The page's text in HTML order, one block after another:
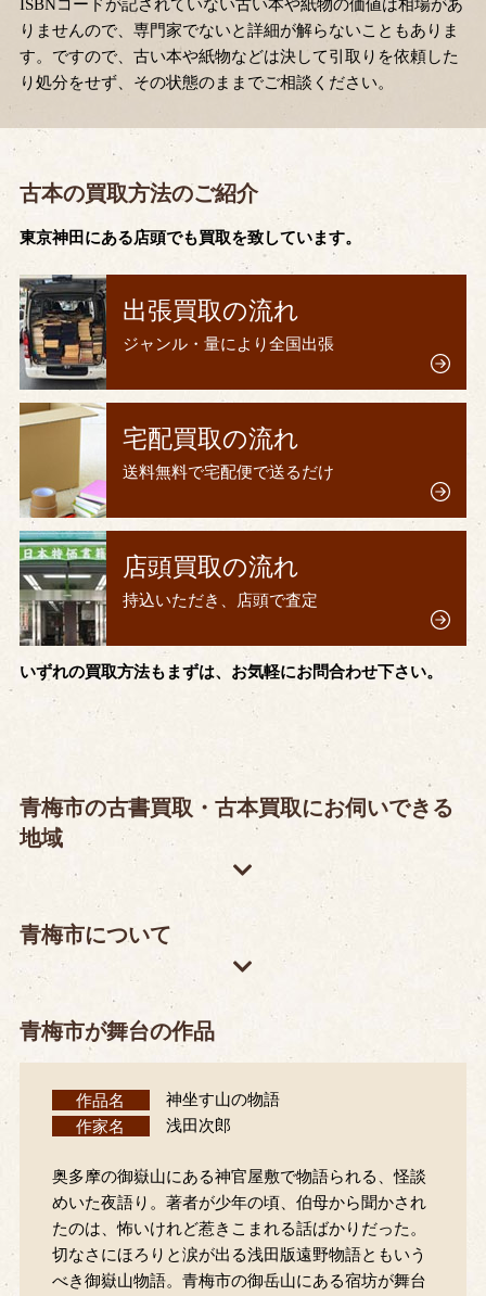
ISBNコードが記されていない古い本や紙物の価値は相場があ
りませんので、専門家でないと詳細が解らないこともありま
す。ですので、古い本や紙物などは決して引取りを依頼した
り処分をせず、その状態のままでご相談ください。
古本の買取方法のご紹介
東京神田にある店頭でも買取を致しています。
出張買取の流れ
ジャンル・量により全国出張
宅配買取の流れ
送料無料で宅配便で送るだけ
店頭買取の流れ
持込いただき、店頭で査定
いずれの買取方法もまずは、お気軽にお問合わせ下さい。
青梅市の古書買取・古本買取にお伺いできる
地域
青梅市について
青梅市が舞台の作品
作品名
神坐す山の物語
作家名
浅田次郎
奥多摩の御嶽山にある神官屋敷で物語られる、怪談
めいた夜語り。著者が少年の頃、伯母から聞かされ
たのは、怖いけれど惹きこまれる話ばかりだった。
切なさにほろりと涙が出る浅田版遠野物語ともいう
べき御嶽山物語。青梅市の御岳山にある宿坊が舞台